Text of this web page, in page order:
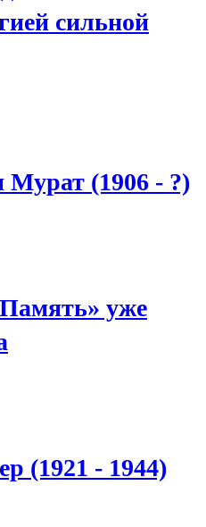
сильной
(1906 - ?)
уже
(1921 - 1944)